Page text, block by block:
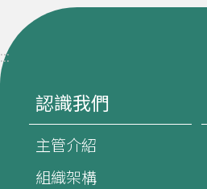
:::
認識我們
主管介紹
組織架構